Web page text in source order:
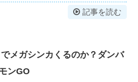
記事を読む
メガシンカくるのか？ダンバ
ンGO